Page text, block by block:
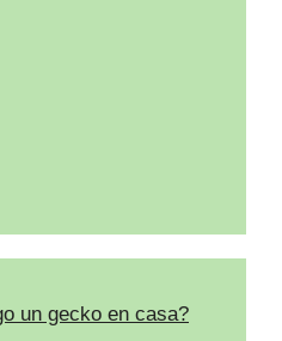
un gecko en casa?